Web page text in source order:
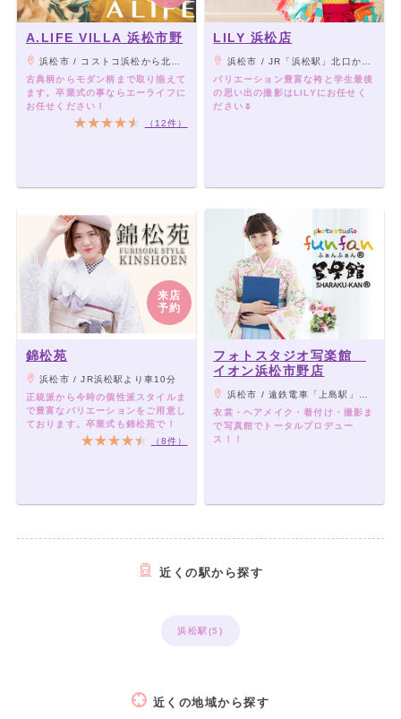
A.LIFE VILLA 浜松市野
浜松市 / コストコ浜松から北に400ｍ
古典柄からモダン柄まで取り揃えて
ます。卒業式の事ならエーライフに
お任せください！
（12件）
LILY 浜松店
浜松市 / JR「浜松駅」北口から車で15分
バリエーション豊富な袴と学生最後
の思い出の撮影はLILYにお任せく
ださい🌷
来店
予約
錦松苑
浜松市 / JR浜松駅より車10分
正統派から今時の個性派スタイルま
で豊富なバリエーションをご用意し
ております。卒業式も錦松苑で！
（8件）
フォトスタジオ写楽館
イオン浜松市野店
浜松市 / 遠鉄電車「上島駅」より車6分、JR東海道本線「浜松駅」よりバス「イオンモール浜松市野」下車徒歩3分
衣裳・ヘアメイク・着付け・撮影ま
で写真館でトータルプロデュー
ス！！
近くの駅から探す
浜松駅(5)
近くの地域から探す